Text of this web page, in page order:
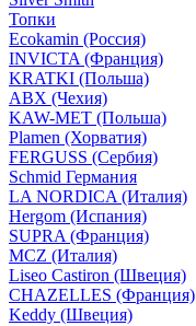
Топки
Ecokamin (Россия)
INVICTA (Франция)
KRATKI (Польша)
ABX (Чехия)
KAW-MET (Польша)
Plamen (Хорватия)
FERGUSS (Сербия)
Schmid Германия
LA NORDICA (Италия)
Hergom (Испания)
SUPRA (Франция)
MCZ (Италия)
Liseo Castiron (Швеция)
CHAZELLES (Франция)
Keddy (Швеция)